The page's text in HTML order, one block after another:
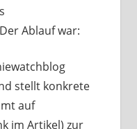
Ablauf war:
stellt konkrete
auf
im Artikel) zur